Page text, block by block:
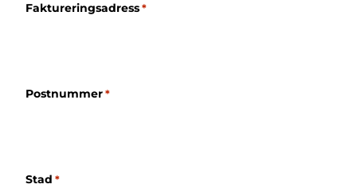
Faktureringsadress *
Postnummer *
Stad *